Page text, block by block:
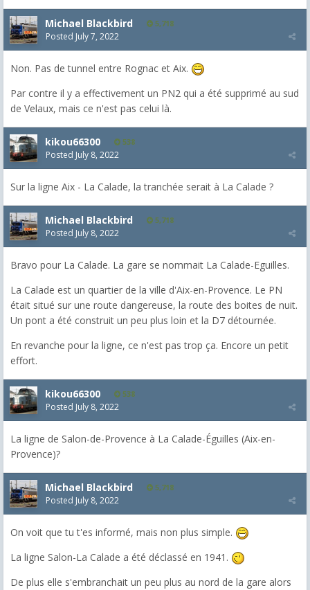
Michael Blackbird 5,718
Posted July 7, 2022
Non. Pas de tunnel entre Rognac et Aix.
Par contre il y a effectivement un PN2 qui a été supprimé au sud
de Velaux, mais ce n'est pas celui là.
kikou66300 538
Posted July 8, 2022
Sur la ligne Aix - La Calade, la tranchée serait à La Calade ?
Michael Blackbird 5,718
Posted July 8, 2022
Bravo pour La Calade. La gare se nommait La Calade-Eguilles.
La Calade est un quartier de la ville d'Aix-en-Provence. Le PN
était situé sur une route dangereuse, la route des boites de nuit.
Un pont a été construit un peu plus loin et la D7 détournée.
En revanche pour la ligne, ce n'est pas trop ça. Encore un petit
effort.
kikou66300 538
Posted July 8, 2022
La ligne de Salon-de-Provence à La Calade-Éguilles (Aix-en-
Provence)?
Michael Blackbird 5,718
Posted July 8, 2022
On voit que tu t'es informé, mais non plus simple.
La ligne Salon-La Calade a été déclassé en 1941.
De plus elle s'embranchait un peu plus au nord de la gare alors